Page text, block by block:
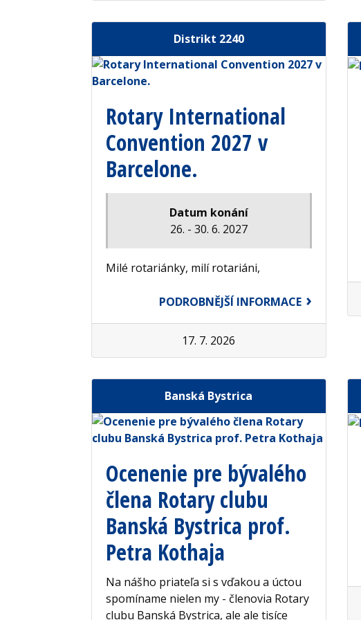
Distrikt 2240
Rotary International
Convention 2027 v
Barcelone.
Datum konání
26. - 30. 6. 2027
Milé rotariánky, milí rotariáni,
PODROBNĚJŠÍ INFORMACE
17. 7. 2026
Banská Bystrica
Ocenenie pre bývalého
člena Rotary clubu
Banská Bystrica prof.
Petra Kothaja
Na nášho priateľa si s vďakou a úctou
spomíname nielen my - členovia Rotary
clubu Banská Bystrica, ale ale tisíce